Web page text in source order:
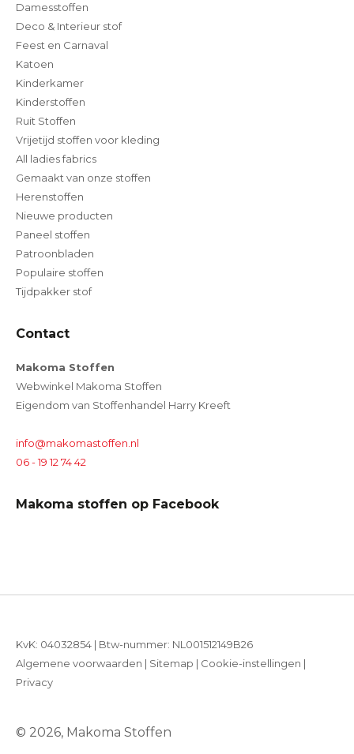
Damesstoffen
Deco & Interieur stof
Feest en Carnaval
Katoen
Kinderkamer
Kinderstoffen
Ruit Stoffen
Vrijetijd stoffen voor kleding
All ladies fabrics
Gemaakt van onze stoffen
Herenstoffen
Nieuwe producten
Paneel stoffen
Patroonbladen
Populaire stoffen
Tijdpakker stof
Contact
Makoma Stoffen
Webwinkel Makoma Stoffen
Eigendom van Stoffenhandel Harry Kreeft
info@makomastoffen.nl
06 - 19 12 74 42
Makoma stoffen op Facebook
© 2026, Makoma Stoffen
KvK: 04032854 | Btw-nummer: NL001512149B26
Algemene voorwaarden | Sitemap | Cookie-instellingen |
Privacy